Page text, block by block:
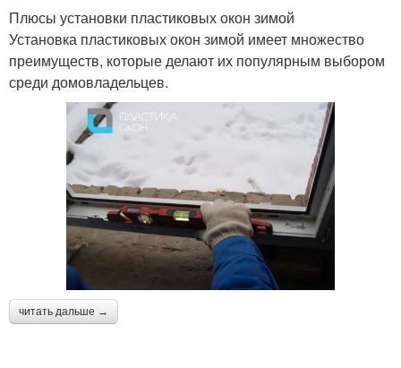
Плюсы установки пластиковых окон зимой
Установка пластиковых окон зимой имеет множество
преимуществ, которые делают их популярным выбором
среди домовладельцев.
читать дальше →